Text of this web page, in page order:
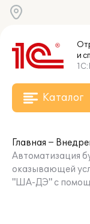
и
Каталог
Главная
Автоматизация
оказывающей
"ША-ДЭ" с